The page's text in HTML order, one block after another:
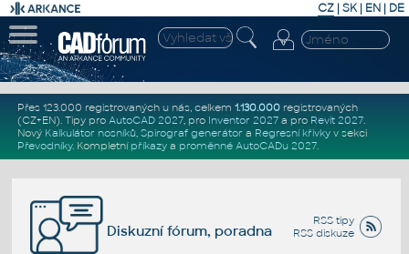
CZ | SK| EN | DE
Přes 123.000 registrovaných u nás, celkem 1.130.000registrovaných
(CZ+EN). Tipy pro AutoCAD 2027, pro Inventor 2027a pro Revit 2027.
Nový Kalkulátor nosníků, Spirograf generátor a Regresní křivkyv sekci
Převodníky. Kompletní příkazya proměnné AutoCADu 2027.
RSS tipy
RSS diskuze
Diskuzní fórum, poradna